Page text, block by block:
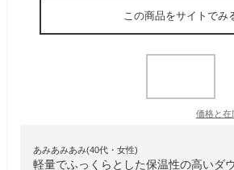
この商品をサイトでみ
価格と在
あみあみあみ(40代・女性)
軽量でふっくらとした保温性の高いダ